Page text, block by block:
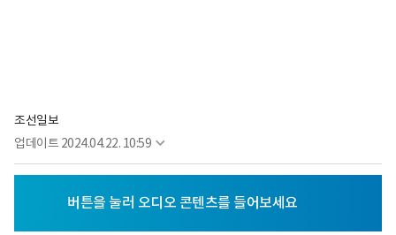
조선일보
업데이트 2024.04.22. 10:59